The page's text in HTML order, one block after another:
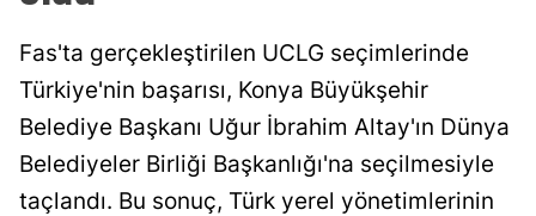
Aydın
Balıkesir
Bilecik
Fas'ta gerçekleştirilen UCLG seçimlerinde
Türkiye'nin başarısı, Konya Büyükşehir
Belediye Başkanı Uğur İbrahim Altay'ın Dünya
Belediyeler Birliği Başkanlığı'na seçilmesiyle
taçlandı. Bu sonuç, Türk yerel yönetimlerinin